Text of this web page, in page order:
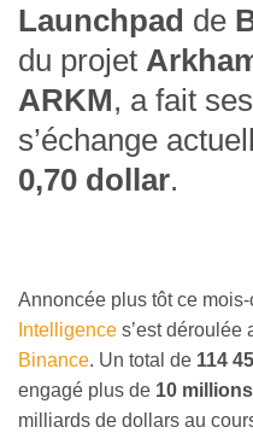
Launchpad de
du projet
ARKM, a fait ses
s’échange
0,70 dollar.
Annoncée plus tôt ce mois-
Intelligence s’est déroulée
Binance. Un total de 114
engagé plus de 10
milliards de dollars au